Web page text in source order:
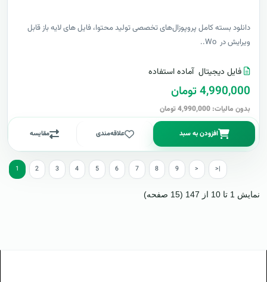
دانلود بسته کامل پروپوزال‌های تخصصی تولید محتوا، فایل های لایه باز قابل
ویرایش در Wo..
فایل دیجیتال آماده استفاده
4,990,000 تومان
بدون مالیات: 4,990,000 تومان
افزودن به سبد علاقه‌مندی مقایسه
1 2 3 4 5 6 7 8 9 > >|
نمایش 1 تا 10 از 147 (15 صفحه)